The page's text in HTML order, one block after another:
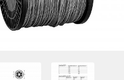
и крепёж
конструкции и
и термотрансфер